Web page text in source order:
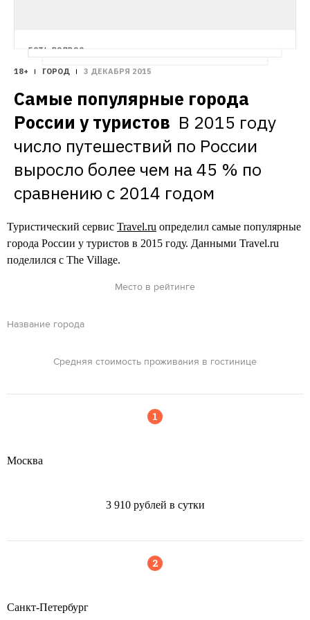
ЕСТЬ ВОПРОС
Почему в квартире не работает мобильная
с помощью экспертов отвечать на самые
странные вопросы о жизни, которыми
задаются горожане
18+ ГОРОД 3 ДЕКАБРЯ 2015
Самые популярные города
России у туристов В 2015 году
число путешествий по России
выросло более чем на 45 % по
сравнению с 2014 годом
Туристический сервис Travel.ru определил самые популярные
города России у туристов в 2015 году. Данными Travel.ru
поделился с The Village.
Место в рейтинге
Название города
Средняя стоимость проживания в гостинице
Москва
3 910 рублей в сутки
Санкт-Петербург